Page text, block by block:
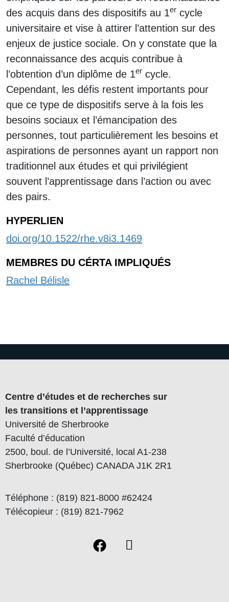
des acquis dans des dispositifs au 1er cycle
universitaire et vise à attirer l’attention sur des
enjeux de justice sociale. On y constate que la
reconnaissance des acquis contribue à
l’obtention d’un diplôme de 1er cycle.
Cependant, les défis restent importants pour
que ce type de dispositifs serve à la fois les
besoins sociaux et l’émancipation des
personnes, tout particulièrement les besoins et
aspirations de personnes ayant un rapport non
traditionnel aux études et qui privilégient
souvent l’apprentissage dans l’action ou avec
des pairs.
HYPERLIEN
doi.org/10.1522/rhe.v8i3.1469
MEMBRES DU CÉRTA IMPLIQUÉS
Rachel Bélisle
Centre d’études et de recherches sur
les transitions et l’apprentissage
Université de Sherbrooke
Faculté d’éducation
2500, boul. de l’Université, local A1-238
Sherbrooke (Québec) CANADA J1K 2R1
Téléphone : (819) 821-8000 #62424
Télécopieur : (819) 821-7962